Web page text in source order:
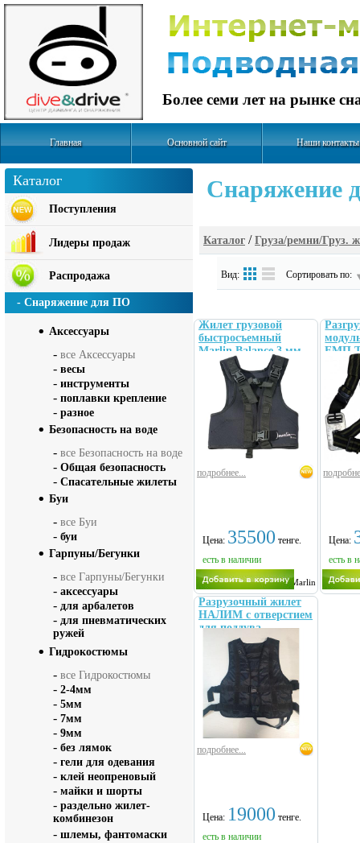
Более семи лет на рынке
Главная Основной сайт Наши контакты
Cнаряжение
Каталог / Груза/ремни/Груз.
Вид: Сортировать по:
Жилет грузовой
быстросъемный
Marlin Balance 3 мм
подробнее...
Marlin
Цена: 35500 тенге.
есть в наличии
ЕМП
4,5 кг
Цена:
есть в
Разрузочный жилет
НАЛИМ с отверстием
для поддува
подробнее...
Цена: 19000 тенге.
есть в наличии
Каталог
Поступления
Лидеры продаж
Распродажа
- Снаряжение для ПО
Аксесcуары
- все Аксесcуары
- весы
- инструменты
- поплавки крепление
- разное
Безопасность на воде
- все Безопасность на воде
- Общая безопасность
- Спасательные жилеты
Буи
- все Буи
- буи
Гарпуны/Бегунки
- все Гарпуны/Бегунки
- аксессуары
- для арбалетов
- для пневматических
ружей
Гидрокостюмы
- все Гидрокостюмы
- 2-4мм
- 5мм
- 7мм
- 9мм
- без лямок
- гели для одевания
- клей неопреновый
- майки и шорты
- раздельно жилет-
комбинезон
- шлемы, фантомаски